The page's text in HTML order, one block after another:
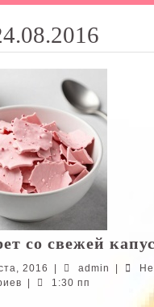
со свежей
2016 24
августа,
| admin admin
|
| 1:30 пп